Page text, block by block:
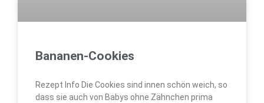
Bananen-Cookies
Rezept Info Die Cookies sind innen schön weich, so
dass sie auch von Babys ohne Zähnchen prima